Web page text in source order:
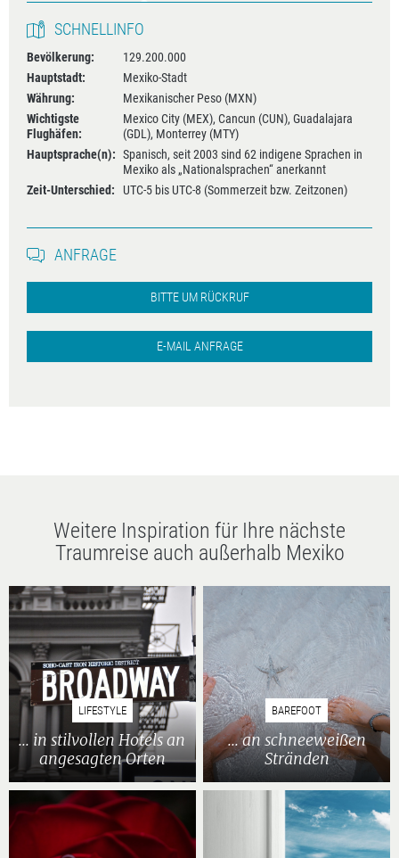
SCHNELLINFO
Bevölkerung:
129.200.000
Hauptstadt:
Mexiko-Stadt
Währung:
Mexikanischer Peso (MXN)
Wichtigste
Flughäfen:
Mexico City (MEX), Cancun (CUN), Guadalajara
(GDL), Monterrey (MTY)
Hauptsprache(n): Spanisch, seit 2003 sind 62 indigene Sprachen in
Mexiko als „Nationalsprachen“ anerkannt
Zeit-Unterschied:
UTC-5 bis UTC-8 (Sommerzeit bzw. Zeitzonen)
ANFRAGE
BITTE UM RÜCKRUF
E-MAIL ANFRAGE
Weitere Inspiration für Ihre nächste
Traumreise auch außerhalb Mexiko
LIFESTYLE
... in stilvollen Hotels an
angesagten Orten
BAREFOOT
... an schneeweißen
Stränden